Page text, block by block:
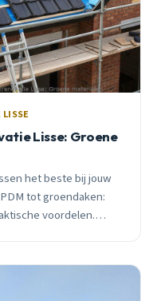
LISSE
Lisse: Groene
het beste bij jouw
tot groendaken:
voordelen.